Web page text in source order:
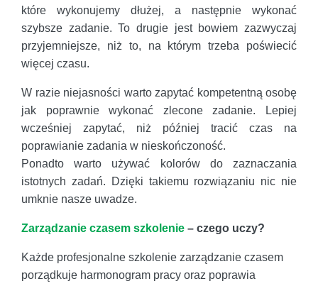
które wykonujemy dłużej, a następnie wykonać
szybsze zadanie. To drugie jest bowiem zazwyczaj
przyjemniejsze, niż to, na którym trzeba poświecić
więcej czasu.
W razie niejasności warto zapytać kompetentną osobę
jak poprawnie wykonać zlecone zadanie. Lepiej
wcześniej zapytać, niż później tracić czas na
poprawianie zadania w nieskończoność.
Ponadto warto używać kolorów do zaznaczania
istotnych zadań. Dzięki takiemu rozwiązaniu nic nie
umknie nasze uwadze.
Zarządzanie czasem szkolenie – czego uczy?
Każde profesjonalne szkolenie zarządzanie czasem
porządkuje harmonogram pracy oraz poprawia